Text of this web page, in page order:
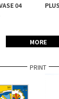
04
MORE
PRINT